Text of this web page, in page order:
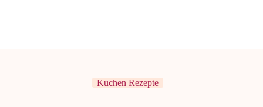
Kuchen Rezepte